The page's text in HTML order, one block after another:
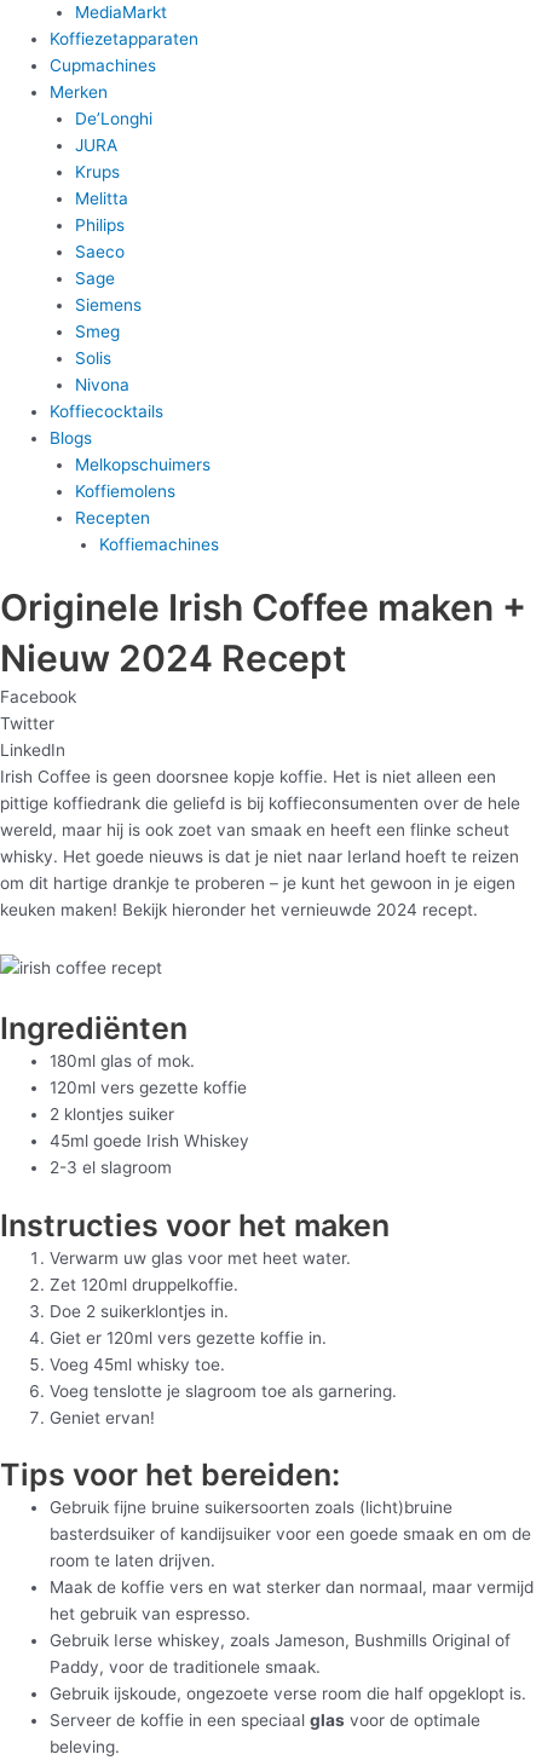
MediaMarkt
Koffiezetapparaten
Cupmachines
Merken
De’Longhi
JURA
Krups
Melitta
Philips
Saeco
Sage
Siemens
Smeg
Solis
Nivona
Koffiecocktails
Blogs
Melkopschuimers
Koffiemolens
Recepten
Koffiemachines
Originele Irish Coffee maken +
Nieuw 2024 Recept
Facebook
Twitter
LinkedIn
Irish Coffee is geen doorsnee kopje koffie. Het is niet alleen een
pittige koffiedrank die geliefd is bij koffieconsumenten over de hele
wereld, maar hij is ook zoet van smaak en heeft een flinke scheut
whisky. Het goede nieuws is dat je niet naar Ierland hoeft te reizen
om dit hartige drankje te proberen – je kunt het gewoon in je eigen
keuken maken! Bekijk hieronder het vernieuwde 2024 recept.
Ingrediënten
180ml glas of mok.
120ml vers gezette koffie
2 klontjes suiker
45ml goede Irish Whiskey
2-3 el slagroom
Instructies voor het maken
Verwarm uw glas voor met heet water.
Zet 120ml druppelkoffie.
Doe 2 suikerklontjes in.
Giet er 120ml vers gezette koffie in.
Voeg 45ml whisky toe.
Voeg tenslotte je slagroom toe als garnering.
Geniet ervan!
Tips voor het bereiden:
Gebruik fijne bruine suikersoorten zoals (licht)bruine
basterdsuiker of kandijsuiker voor een goede smaak en om de
room te laten drijven.
Maak de koffie vers en wat sterker dan normaal, maar vermijd
het gebruik van espresso.
Gebruik Ierse whiskey, zoals Jameson, Bushmills Original of
Paddy, voor de traditionele smaak.
Gebruik ijskoude, ongezoete verse room die half opgeklopt is.
Serveer de koffie in een speciaalglas voor de optimale
beleving.